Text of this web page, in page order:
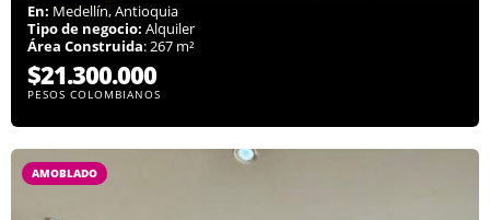
En: Medellín, Antioquia
Tipo de negocio: Alquiler
Área Construida: 267 m²
$21.300.000
PESOS COLOMBIANOS
AMOBLADO